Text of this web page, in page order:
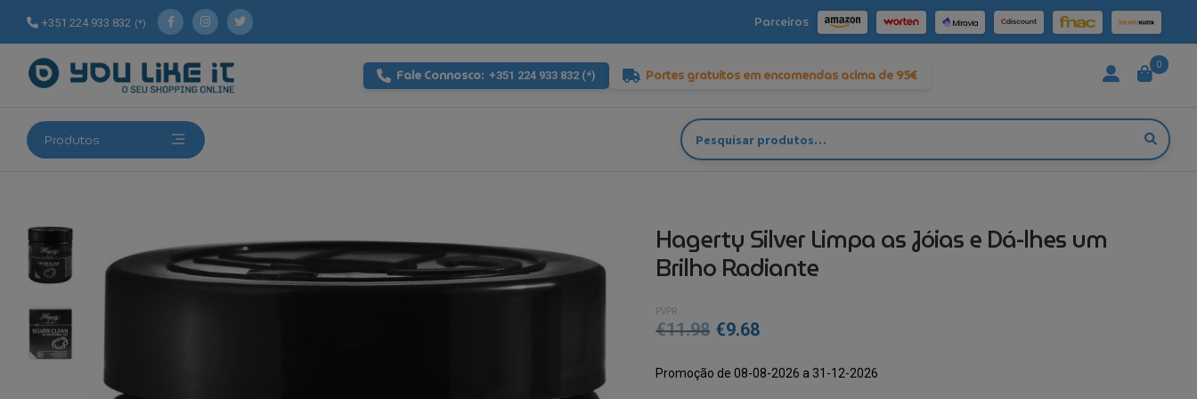
+351 224 933 832 (*) Parceiros
Fale Connosco: +351 224 933 832 (*) Portes gratuitos em encomendas acima de 95€
0
Produtos
Pesquisar
por:
Hagerty Silver Limpa as Jóias e Dá-lhes um
Brilho Radiante
PVPR
€11.98 O
original
€9.68O
atual
Promoção de 08-08-2026 a 31-12-2026